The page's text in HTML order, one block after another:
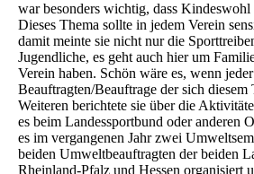
war besonders wichtig, dass Kindeswohl
Dieses Thema sollte in jedem Verein
damit meinte sie nicht nur die
Jugendliche, es geht auch hier um
Verein haben. Schön wäre es, wenn
Beauftragten/Beauftrage der sich
Weiteren berichtete sie über die
es beim Landessportbund oder anderen
es im vergangenen Jahr zwei
beiden Umweltbeauftragten der beiden
Rheinland-Pfalz und Hessen organisiert